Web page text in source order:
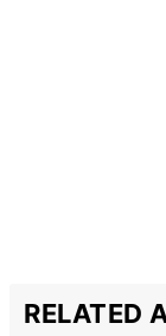
RELATED